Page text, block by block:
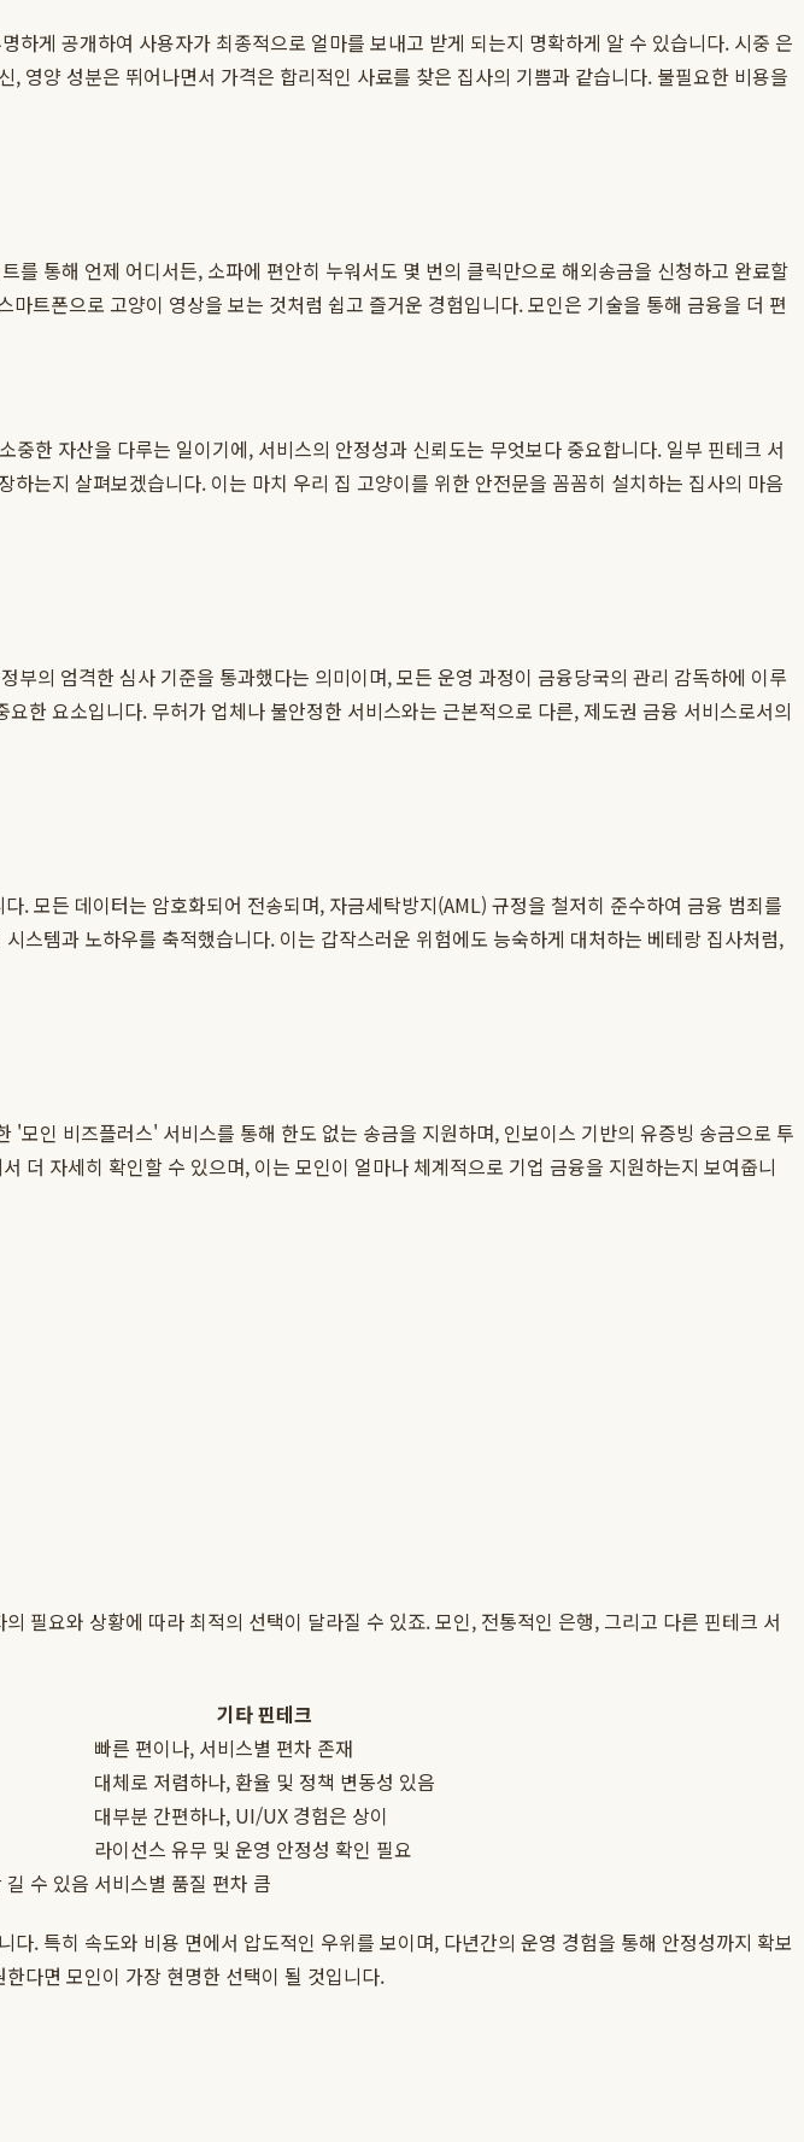
게 공개하여 사용자가 최종적으로 얼마를 보내고 받게 되는지 명확하게 알 수 있습니다. 시중 은
양 성분은 뛰어나면서 가격은 합리적인 사료를 찾은 집사의 기쁨과 같습니다. 불필요한 비용을
통해 언제 어디서든, 소파에 편안히 누워서도 몇 번의 클릭만으로 해외송금을 신청하고 완료할
트폰으로 고양이 영상을 보는 것처럼 쉽고 즐거운 경험입니다. 모인은 기술을 통해 금융을 더 편
한 자산을 다루는 일이기에, 서비스의 안정성과 신뢰도는 무엇보다 중요합니다. 일부 핀테크 서
하는지 살펴보겠습니다. 이는 마치 우리 집 고양이를 위한 안전문을 꼼꼼히 설치하는 집사의 마음
의 엄격한 심사 기준을 통과했다는 의미이며, 모든 운영 과정이 금융당국의 관리 감독하에 이루
요한 요소입니다. 무허가 업체나 불안정한 서비스와는 근본적으로 다른, 제도권 금융 서비스로서의
모든 데이터는 암호화되어 전송되며, 자금세탁방지(AML) 규정을 철저히 준수하여 금융 범죄를
스템과 노하우를 축적했습니다. 이는 갑작스러운 위험에도 능숙하게 대처하는 베테랑 집사처럼,
인 비즈플러스' 서비스를 통해 한도 없는 송금을 지원하며, 인보이스 기반의 유증빙 송금으로 투
더 자세히 확인할 수 있으며, 이는 모인이 얼마나 체계적으로 기업 금융을 지원하는지 보여줍니
필요와 상황에 따라 최적의 선택이 달라질 수 있죠. 모인, 전통적인 은행, 그리고 다른 핀테크 서
기타 핀테크
빠른 편이나, 서비스별 편차 존재
대체로 저렴하나, 환율 및 정책 변동성 있음
대부분 간편하나, UI/UX 경험은 상이
라이선스 유무 및 운영 안정성 확인 필요
수 있음 서비스별 품질 편차 큼
. 특히 속도와 비용 면에서 압도적인 우위를 보이며, 다년간의 운영 경험을 통해 안정성까지 확보
한다면 모인이 가장 현명한 선택이 될 것입니다.